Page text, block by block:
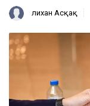
Әлихан Асқақ